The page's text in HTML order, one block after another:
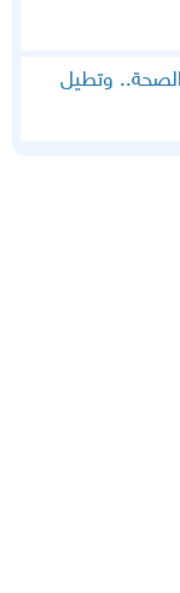
تعزز الصحة.. وتطيل